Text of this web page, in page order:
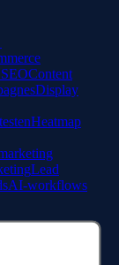
Content
Display
Heatmap
Lead
AI-workflows